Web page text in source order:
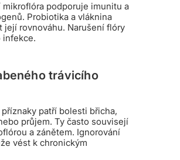
mikroflóra podporuje imunitu a
Probiotika a vláknina
její rovnováhu. Narušení flóry
infekce.
trávicího
patří bolesti břicha,
průjem. Ty často souvisejí
a zánětem. Ignorování
vést k chronickým